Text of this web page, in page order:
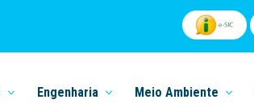
Engenharia Meio Ambiente